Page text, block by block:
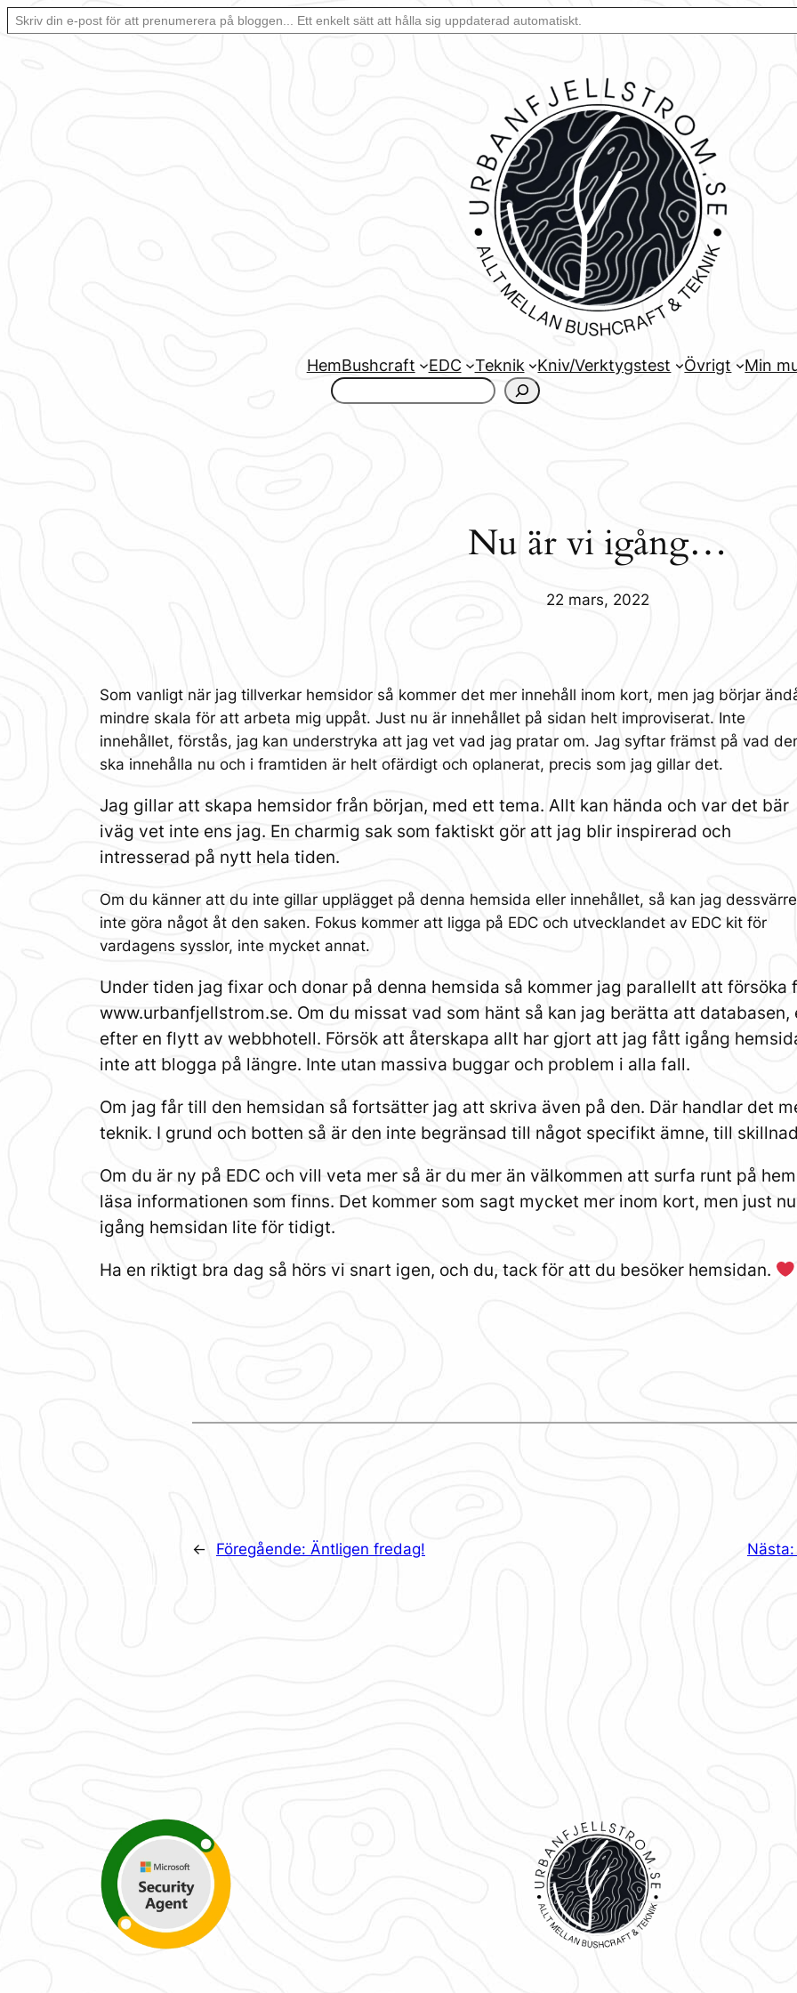
Hoppa
Skriv din e-post för att prenumerera på bloggen… Ett enkelt sätt att hålla sig uppdaterad automatiskt.
HemBushcraft EDC Teknik Kniv/Verktygstest Övrigt Min
Nu är vi igång…
22 mars, 2022
Som vanligt när jag tillverkar hemsidor så kommer det mer innehåll inom kort, men jag börjar
mindre skala för att arbeta mig uppåt. Just nu är innehållet på sidan helt improviserat. Inte
innehållet, förstås, jag kan understryka att jag vet vad jag pratar om. Jag syftar främst på vad
ska innehålla nu och i framtiden är helt ofärdigt och oplanerat, precis som jag gillar det.
Jag gillar att skapa hemsidor från början, med ett tema. Allt kan hända och var det bär
iväg vet inte ens jag. En charmig sak som faktiskt gör att jag blir inspirerad och
intresserad på nytt hela tiden.
Om du känner att du inte gillar upplägget på denna hemsida eller innehållet, så kan jag dessvärre
inte göra något åt den saken. Fokus kommer att ligga på EDC och utvecklandet av EDC kit för
vardagens sysslor, inte mycket annat.
Under tiden jag fixar och donar på denna hemsida så kommer jag parallellt att
www.urbanfjellstrom.se. Om du missat vad som hänt så kan jag berätta att
efter en flytt av webbhotell. Försök att återskapa allt har gjort att jag fått igång
inte att blogga på längre. Inte utan massiva buggar och problem i alla fall.
Om jag får till den hemsidan så fortsätter jag att skriva även på den. Där handlar det
teknik. I grund och botten så är den inte begränsad till något specifikt ämne, till
Om du är ny på EDC och vill veta mer så är du mer än välkommen att surfa runt på
läsa informationen som finns. Det kommer som sagt mycket mer inom kort, men just
igång hemsidan lite för tidigt.
Ha en riktigt bra dag så hörs vi snart igen, och du, tack för att du besöker hemsidan.
← Föregående: Äntligen fredag!